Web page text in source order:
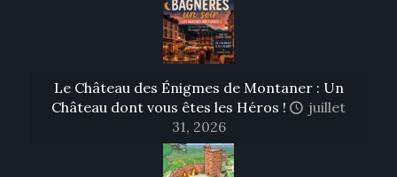
Le Château des Énigmes de Montaner : Un
Château dont vous êtes les Héros !
juillet
31, 2026